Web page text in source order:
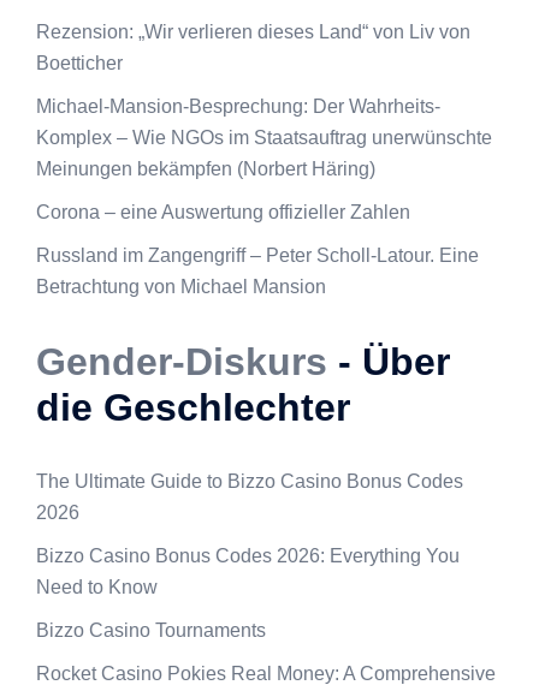
Rezension: „Wir verlieren dieses Land“ von Liv von
Boetticher
Michael-Mansion-Besprechung: Der Wahrheits-
Komplex – Wie NGOs im Staatsauftrag unerwünschte
Meinungen bekämpfen (Norbert Häring)
Corona – eine Auswertung offizieller Zahlen
Russland im Zangengriff – Peter Scholl-Latour. Eine
Betrachtung von Michael Mansion
Gender-Diskurs - Über
die Geschlechter
The Ultimate Guide to Bizzo Casino Bonus Codes
2026
Bizzo Casino Bonus Codes 2026: Everything You
Need to Know
Bizzo Casino Tournaments
Rocket Casino Pokies Real Money: A Comprehensive